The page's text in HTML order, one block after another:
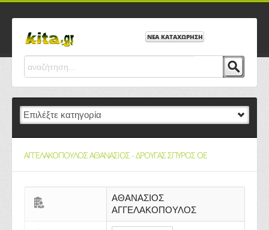
ΝΕΑ ΚΑΤΑΧΩΡΗΣΗ
ΑΓΓΕΛΑΚΟΠΟΥΛΟΣ ΑΘΑΝΑΣΙΟΣ - ΔΡΟΥΓΑΣ ΣΠΥΡΟΣ ΟΕ
ΑΘΑΝΑΣΙΟΣ
ΑΓΓΕΛΑΚΟΠΟΥΛΟΣ